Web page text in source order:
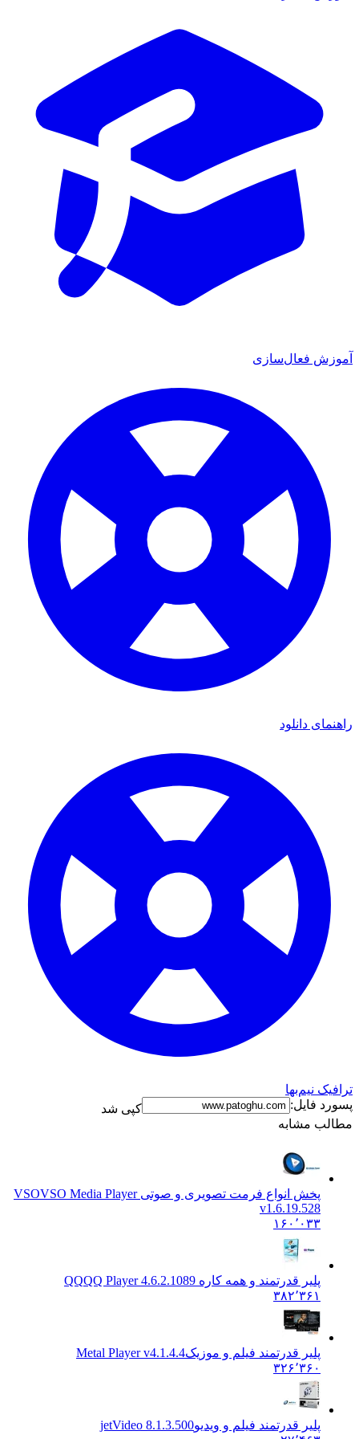
فعال‌سازی
دانلود
نیم‌بها
فایل:
کپی شد
مشابه
پخش انواع فرمت تصویری و صوتی VSOVSO Media Player
v1.6.19.528
۱۶۰٬۰۳۳
پلیر قدرتمند و همه کاره QQQQ Player 4.6.2.1089
۳۸۲٬۳۶۱
پلیر قدرتمند فیلم و موزیکMetal Player v4.1.4.4
۳۲۶٬۳۶۰
پلیر قدرتمند فیلم و ویدیوjetVideo 8.1.3.500